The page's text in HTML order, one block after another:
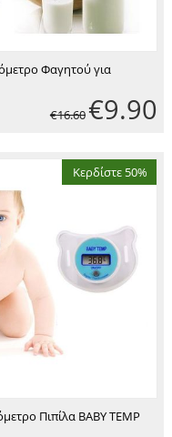
Φαγητού για
€16.60 €9.90
Κερδίστε 50%
Πιπίλα ΒΑΒΥ TEMP